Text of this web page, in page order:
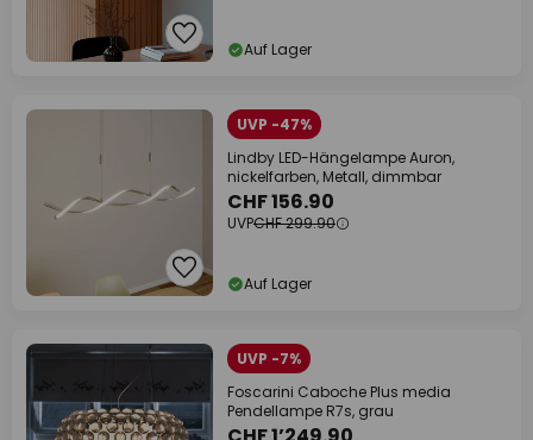
Auf Lager
UVP -47%
Lindby LED-Hängelampe Auron,
nickelfarben, Metall, dimmbar
CHF 156.90
UVPCHF 299.90
Auf Lager
UVP -7%
Foscarini Caboche Plus media
Pendellampe R7s, grau